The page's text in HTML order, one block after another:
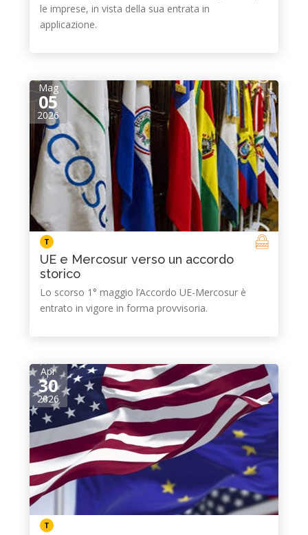
le imprese, in vista della sua entrata in
applicazione.
Mag
05
2026
T
UE e Mercosur verso un accordo
storico
Lo scorso 1° maggio l’Accordo UE-Mercosur è
entrato in vigore in forma provvisoria.
Apr
30
2026
T